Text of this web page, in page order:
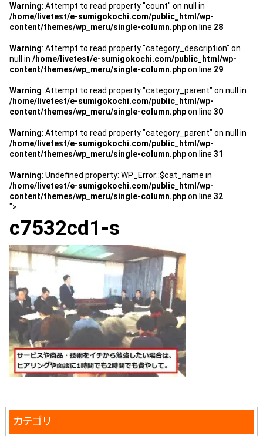
Warning: Attempt to read property "count" on null in
/home/livetest/e-sumigokochi.com/public_html/wp-
content/themes/wp_meru/single-column.phpon line 28
Warning: Attempt to read property "category_description" on
null in /home/livetest/e-sumigokochi.com/public_html/wp-
content/themes/wp_meru/single-column.phpon line 29
Warning: Attempt to read property "category_parent" on null in
/home/livetest/e-sumigokochi.com/public_html/wp-
content/themes/wp_meru/single-column.phpon line 30
Warning: Attempt to read property "category_parent" on null in
/home/livetest/e-sumigokochi.com/public_html/wp-
content/themes/wp_meru/single-column.phpon line 31
Warning: Undefined property: WP_Error::$cat_name in
/home/livetest/e-sumigokochi.com/public_html/wp-
content/themes/wp_meru/single-column.phpon line 32
">
c7532cd1-s
カテゴリ
無料よろづ相談
会社案内
会社概要
代表挨拶 »
経営理念 »
実績・お客様の声
よくあるご質問
コラム